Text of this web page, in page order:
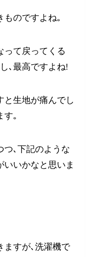
ものですよね｡
って戻ってくる
､最高ですよね!
と生地が痛んでし
す｡
つ､下記のような
いいかなと思いま
ますが､洗濯機で